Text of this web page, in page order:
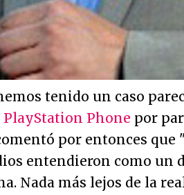
tenido un caso
PlayStation Phone por
por entonces que
entendieron como un
Nada más lejos de la